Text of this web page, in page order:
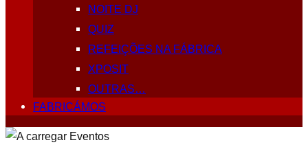
NOITE DJ
QUIZ
REFEIÇÕES NA FÁBRICA
XPOSIT
OUTRAS…
FABRICÁMOS